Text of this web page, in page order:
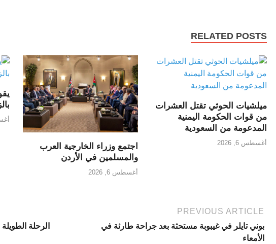
RELATED POSTS
ميلشيات الحوثي تقتل العشرات
من قوات الحكومة اليمنية
المدعومة من السعودية
أغسطس 6, 2026
اجتمع وزراء الخارجية العرب
والمسلمين في الأردن
أغسطس 6, 2026
PREVIOUS ARTICLE
بوني تايلر في غيبوبة مستحثة بعد جراحة طارئة في
الأمعاء
الرحلة